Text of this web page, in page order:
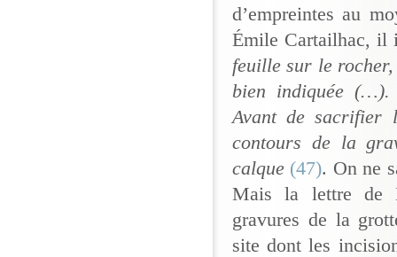
d’empreintes au
Émile Cartailhac, il
feuille sur le
bien indiquée (…).
Avant de sacrifier
contours de la
calque (47). On ne
Mais la lettre de
gravures de la
site dont les